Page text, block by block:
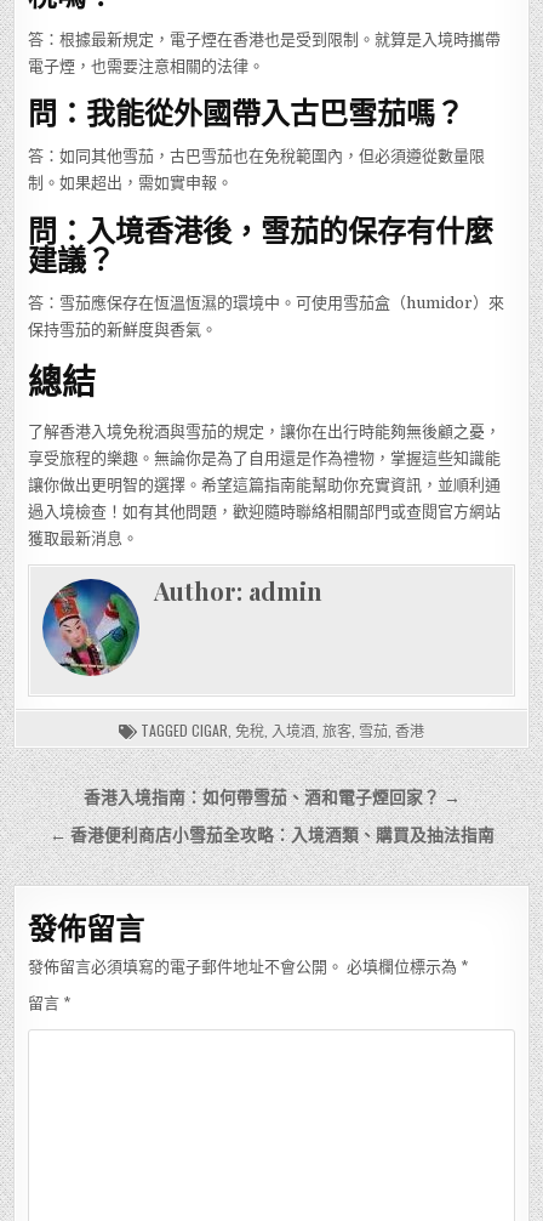
答：根據最新規定，電子煙在香港也是受到限制。就算是入境時攜帶
電子煙，也需要注意相關的法律。
問：我能從外國帶入古巴雪茄嗎？
答：如同其他雪茄，古巴雪茄也在免稅範圍內，但必須遵從數量限
制。如果超出，需如實申報。
問：入境香港後，雪茄的保存有什麼
建議？
答：雪茄應保存在恆溫恆濕的環境中。可使用雪茄盒（humidor）來
保持雪茄的新鮮度與香氣。
總結
了解香港入境免稅酒與雪茄的規定，讓你在出行時能夠無後顧之憂，
享受旅程的樂趣。無論你是為了自用還是作為禮物，掌握這些知識能
讓你做出更明智的選擇。希望這篇指南能幫助你充實資訊，並順利通
過入境檢查！如有其他問題，歡迎隨時聯絡相關部門或查閱官方網站
獲取最新消息。
Author: admin
TAGGED CIGAR 免稅 入境酒 旅客 雪茄 香港
文
章
導
覽
香港入境指南：如何帶雪茄、酒和電子煙回家？ →
← 香港便利商店小雪茄全攻略：入境酒類、購買及抽法指南
發佈留言
發佈留言必須填寫的電子郵件地址不會公開。 必填欄位標示為 *
留言 *